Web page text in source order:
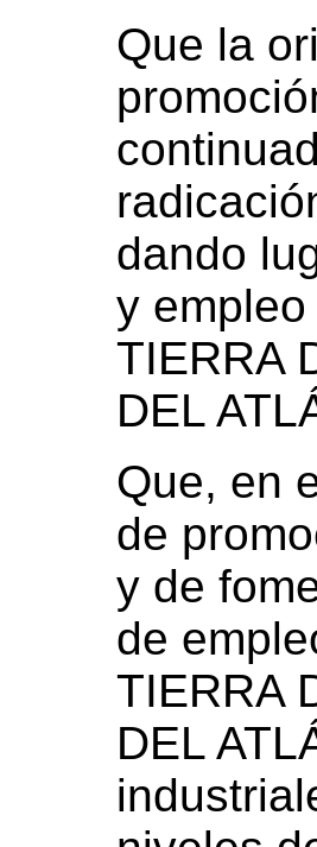
Que la
dando
y
TIERRA
DEL
Que, en
de
y de
de
TIERRA
DEL